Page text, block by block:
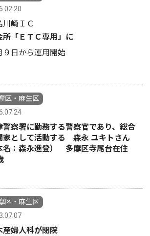
川崎ＩＣ
所「ＥＴＣ専用」に
９日から運用開始
区・麻生区
警察署に勤務する警察官であり、総合
家として活動する 森永 ユキトさん
名：森永進登） 多摩区寺尾台在住
区・麻生区
産婦人科が閉院